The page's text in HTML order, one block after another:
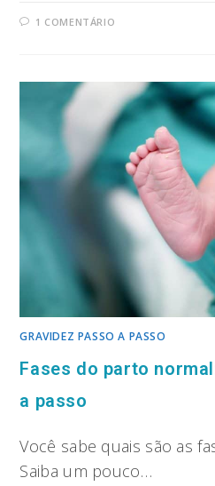
1 COMENTÁRIO
GRAVIDEZ PASSO A PASSO
Fases do parto
a passo
Você sabe quais são as
Saiba um pouco…